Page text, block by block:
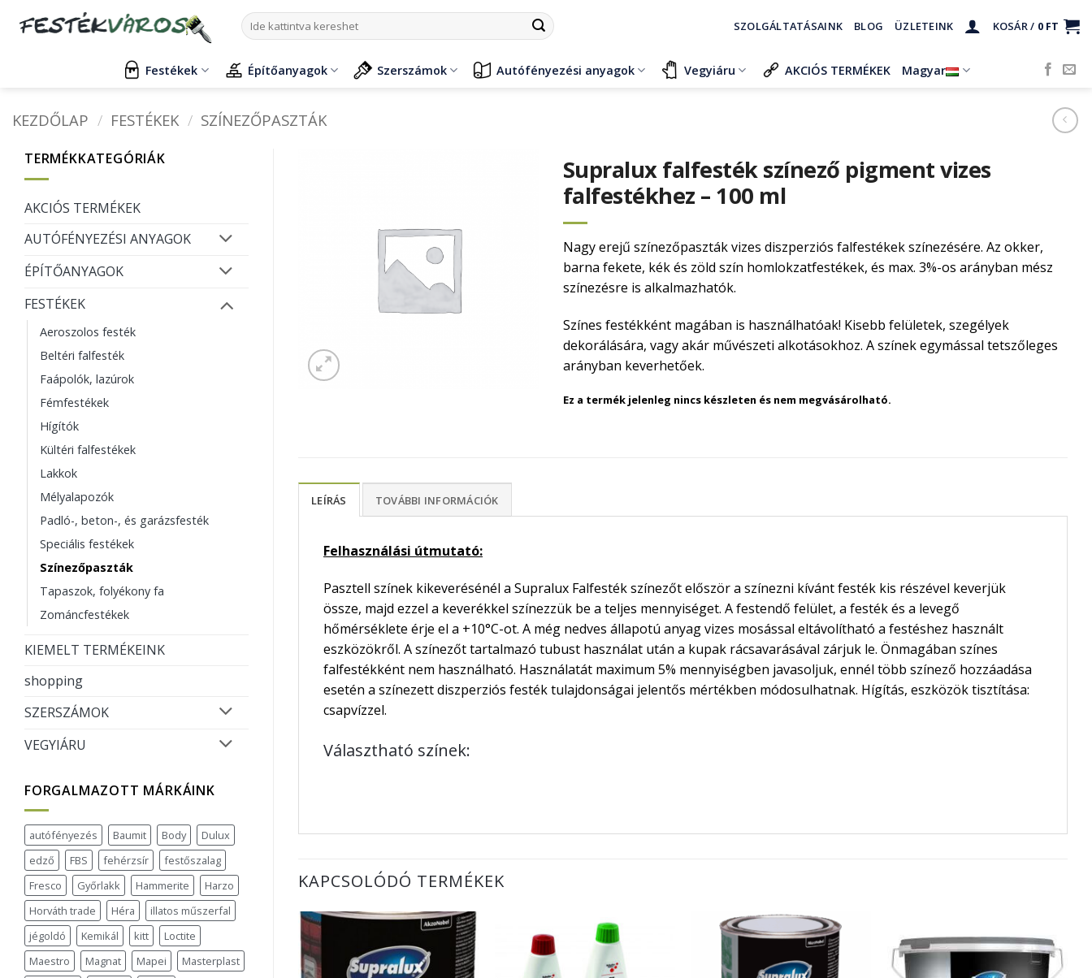
Keresés
a
SZOLGÁLTATÁSAINK BLOG ÜZLETEINK KOSÁR / 0 FT
Festékek Építőanyagok Szerszámok Autófényezési anyagok Vegyiáru AKCIÓS TERMÉKEK Magyar
KEZDŐLAP / FESTÉKEK / SZÍNEZŐPASZTÁK
TERMÉKKATEGÓRIÁK
AKCIÓS TERMÉKEK
AUTÓFÉNYEZÉSI ANYAGOK
ÉPÍTŐANYAGOK
FESTÉKEK
Aeroszolos festék
Beltéri falfesték
Faápolók, lazúrok
Fémfestékek
Hígítók
Kültéri falfestékek
Lakkok
Mélyalapozók
Padló-, beton-, és garázsfesték
Speciális festékek
Színezőpaszták
Tapaszok, folyékony fa
Zománcfestékek
KIEMELT TERMÉKEINK
shopping
SZERSZÁMOK
VEGYIÁRU
FORGALMAZOTT MÁRKÁINK
autófényezés Baumit Body
Dulux
edző
FBS fehérzsír
festőszalag
Fresco
Győrlakk Hammerite
Harzo
Horváth trade
Héra
illatos műszerfal
jégoldó
Kemikál kitt
Loctite
Maestro
Magnat Mapei
Masterplast
Supralux falfesték színező pigment vizes
falfestékhez – 100 ml
Nagy erejű színezőpaszták vizes diszperziós falfestékek színezésére. Az okker,
barna fekete, kék és zöld szín homlokzatfestékek, és max. 3%-os arányban mész
színezésre is alkalmazhatók.
Színes festékként magában is használhatóak! Kisebb felületek, szegélyek
dekorálására, vagy akár művészeti alkotásokhoz. A színek egymással tetszőleges
arányban keverhetőek.
Ez a termék jelenleg nincs készleten és nem megvásárolható.
LEÍRÁS TOVÁBBI INFORMÁCIÓK
Felhasználási útmutató:
Pasztell színek kikeverésénél a Supralux Falfesték színezőt először a színezni kívánt festék kis részével keverjük
össze, majd ezzel a keverékkel színezzük be a teljes mennyiséget. A festendő felület, a festék és a levegő
hőmérséklete érje el a +10°C-ot. A még nedves állapotú anyag vizes mosással eltávolítható a festéshez használt
eszközökről. A színezőt tartalmazó tubust használat után a kupak rácsavarásával zárjuk le. Önmagában színes
falfestékként nem használható. Használatát maximum 5% mennyiségben javasoljuk, ennél több színező hozzáadása
esetén a színezett diszperziós festék tulajdonságai jelentős mértékben módosulhatnak. Hígítás, eszközök tisztítása:
csapvízzel.
Választható színek:
KAPCSOLÓDÓ TERMÉKEK